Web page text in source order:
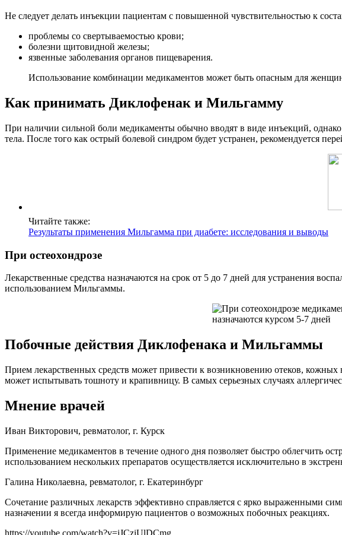
Не следует делать инъекции пациентам с повышенной чувствительностью к
проблемы со свертываемостью крови;
болезни щитовидной железы;
язвенные заболевания органов пищеварения.
Использование комбинации медикаментов может быть опасным для
Как принимать Диклофенак и Мильгамму
При наличии сильной боли медикаменты обычно вводят в виде инъекций,
тела. После того как острый болевой синдром будет устранен, рекомендуется
Читайте также:
Результаты применения Мильгамма при диабете: исследования и выводы
При остеохондрозе
Лекарственные средства назначаются на срок от 5 до 7 дней для устранения
использованием Мильгаммы.
Побочные действия Диклофенака и Мильгаммы
Прием лекарственных средств может привести к возникновению отеков,
может испытывать тошноту и крапивницу. В самых серьезных случаях
Мнение врачей
Иван Викторович, ревматолог, г. Курск
Применение медикаментов в течение одного дня позволяет быстро облегчить
использованием нескольких препаратов осуществляется исключительно в
Галина Николаевна, ревматолог, г. Екатеринбург
Сочетание различных лекарств эффективно справляется с ярко выраженными
назначении я всегда информирую пациентов о возможных побочных реакциях.
https://youtube.com/watch?v=jJCziUlDCmg